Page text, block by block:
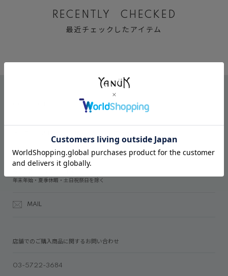
RECENTLY CHECKED
最近チェックしたアイテム
03-6809-2611
年末年始・夏季休暇・土日祝祭日を除く
MAIL
店舗でのご購入商品に関するお問い合わせ
03-5722-3684